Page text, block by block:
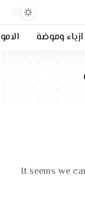
ازياء وموضة
It seems we